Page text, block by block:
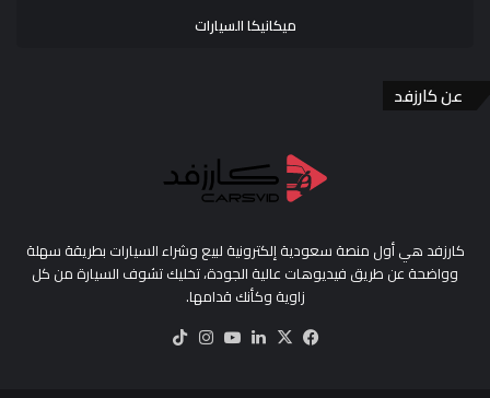
ميكانيكا السيارات
عن كارزفد
كارزفد هي أول منصة سعودية إلكترونية لبيع وشراء السيارات بطريقة سهلة
وواضحة عن طريق فيديوهات عالية الجودة، تخليك تشوف السيارة من كل
زاوية وكأنك قدامها.
فيسبوك
‫X لينكدإن‫YouTubeانستقرام